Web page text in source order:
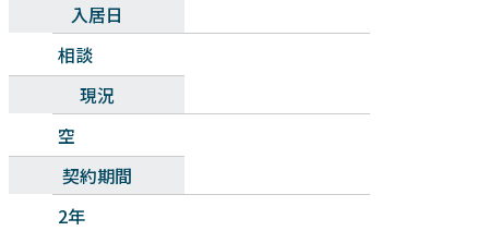
入居日
相談
現況
空
契約期間
2年